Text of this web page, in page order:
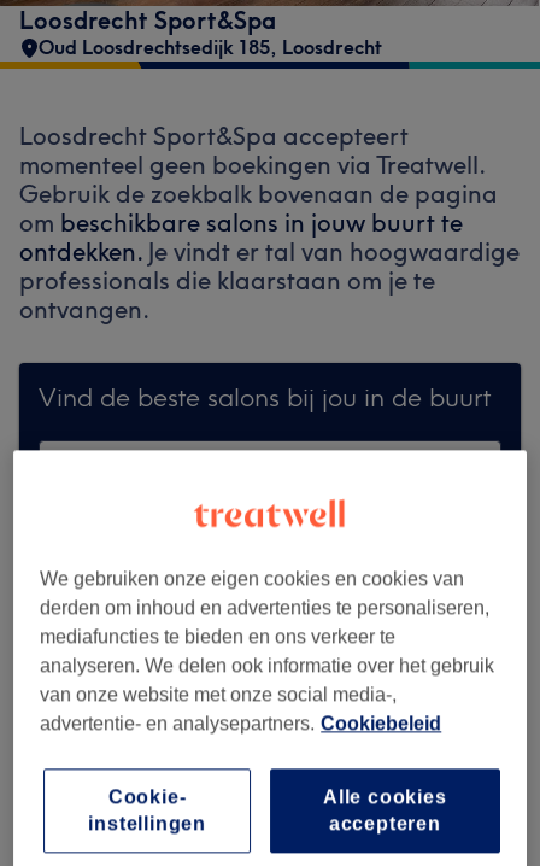
Loosdrecht Sport&Spa
Oud Loosdrechtsedijk 185, Loosdrecht
Loosdrecht Sport&Spa accepteert
momenteel geen boekingen via Treatwell.
Gebruik de zoekbalk bovenaan de pagina
om beschikbare salons in jouw buurt te
ontdekken. Je vindt er tal van hoogwaardige
professionals die klaarstaan om je te
ontvangen.
Vind de beste salons bij jou in de buurt
Zoek op Treatwell
Zoek meer salons
We gebruiken onze eigen cookies en cookies van
derden om inhoud en advertenties te personaliseren,
mediafuncties te bieden en ons verkeer te
analyseren. We delen ook informatie over het gebruik
van onze website met onze social media-,
advertentie- en analysepartners. Cookiebeleid
Alle cookies
accepteren
Cookie-
instellingen